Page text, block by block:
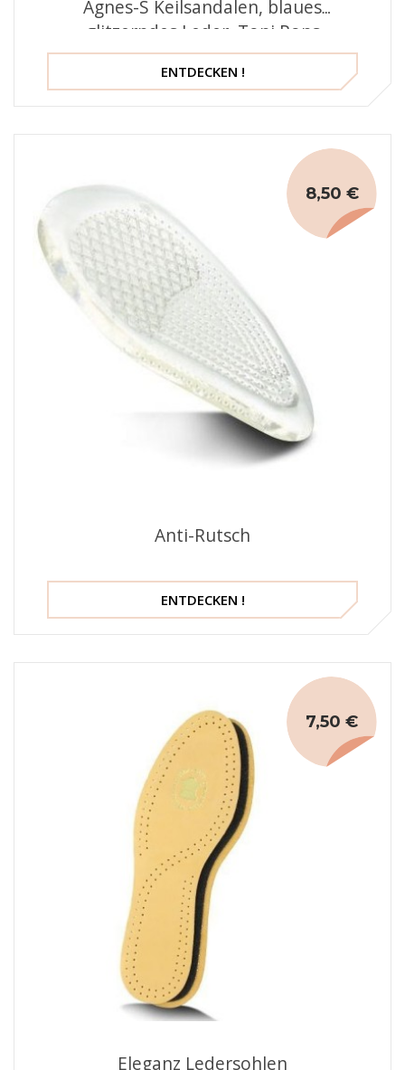
Agnes-S Keilsandalen, blaues
glitzerndes Leder, Toni Pons
ENTDECKEN !
Anti-Rutsch
8,50 €
ENTDECKEN !
Eleganz Ledersohlen
7,50 €